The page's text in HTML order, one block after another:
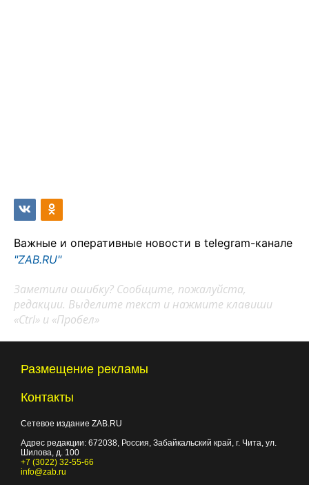
Важные и оперативные новости в telegram-канале
"ZAB.RU"
Заметили ошибку? Сообщите, пожалуйста,
редакции. Выделите текст и нажмите клавиши
«Ctrl» и «Пробел»
Размещение рекламы
Контакты
Сетевое издание ZAB.RU
Адрес редакции: 672038, Россия, Забайкальский край, г. Чита, ул.
Шилова, д. 100
+7 (3022) 32-55-66
info@zab.ru